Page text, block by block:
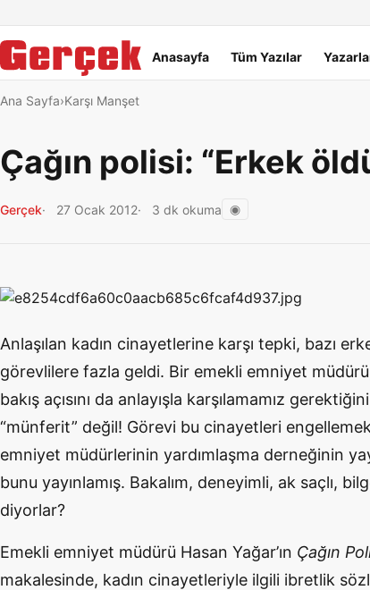
Ana menü
Anasayfa Tüm Yazılar
Ana Sayfa Karşı Manşet
Çağın polisi: “Erkek
Gerçek 27 Ocak 2012 3 dk okuma ◉
Anlaşılan kadın cinayetlerine karşı tepki, bazı
görevlilere fazla geldi. Bir emekli emniyet
bakış açısını da anlayışla karşılamamız
“münferit” değil! Görevi bu cinayetleri
emniyet müdürlerinin yardımlaşma derneğinin
bunu yayınlamış. Bakalım, deneyimli, ak saçlı,
diyorlar?
Emekli emniyet müdürü Hasan Yağar’ın Çağın
makalesinde, kadın cinayetleriyle ilgili ibretlik